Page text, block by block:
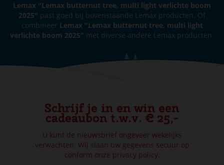
Lemax "Lemax butternut tree, multi light verlichte boom
2025" past goed bij bovenstaande Lemax producten. Of
combineer Lemax "Lemax butternut tree, multi light
verlichte boom 2025" met diverse andere Lemax producten.
Schrijf je in en win een
cadeaubon t.w.v. € 25,-
U kunt de nieuwsbrief ongeveer wekelijks
verwachten. Wij slaan uw gegevens secuur op
conform onze privacy policy.